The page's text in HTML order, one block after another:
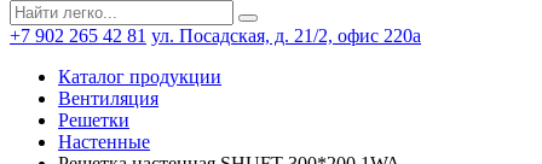
+7 902 265 42 81 ул. Посадская, д. 21/2, офис 220а
Каталог продукции
Вентиляция
Решетки
Настенные